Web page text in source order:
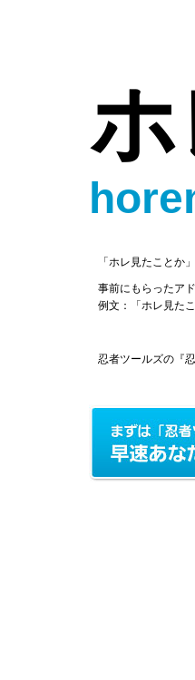
「ホレ見たことか
事前にもらったア
例文：「ホレ見た
忍者ツールズの『